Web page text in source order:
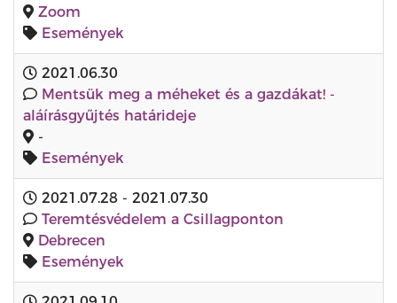
Zoom
Események
2021.06.30
Mentsük meg a méheket és a gazdákat! -
aláírásgyűjtés határideje
-
Események
2021.07.28 - 2021.07.30
Teremtésvédelem a Csillagponton
Debrecen
Események